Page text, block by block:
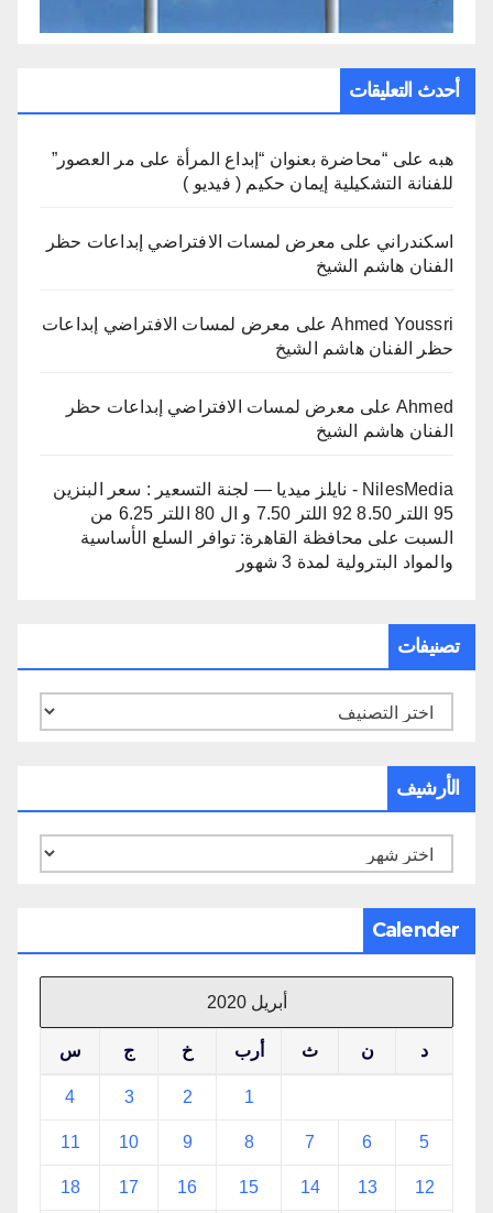
أحدث التعليقات
هبه على “محاضرة بعنوان “إبداع المرأة على مر العصور”
للفنانة التشكيلية إيمان حكيم ( فيديو )
اسكندراني على معرض لمسات الافتراضي إبداعات حظر
الفنان هاشم الشيخ
Ahmed Youssriعلى معرض لمسات الافتراضي إبداعات
حظر الفنان هاشم الشيخ
Ahmed على معرض لمسات الافتراضي إبداعات حظر
الفنان هاشم الشيخ
NilesMedia - نايلز ميديا — لجنة التسعير : سعر البنزين
95 اللتر 8.50 92 اللتر 7.50 و ال 80 اللتر 6.25 من
السبت على محافظة القاهرة: توافر السلع الأساسية
والمواد البترولية لمدة 3 شهور
تصنيفات
تصنيفات
الأرشيف
الأرشيف
Calender
أبريل 2020
د ن ث أرب خ ج س
1
2
3
4
5
6
7
8
9
10
11
12
13
14
15
16
17
18